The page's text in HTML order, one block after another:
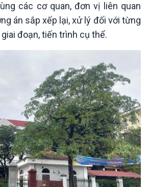
Nông nghiệp & Biển đảo
Tin Nông nghiệp & Biển
đảo
Mùa vàng
Biển đảo Việt Nam
Tâm tình biên giới và hải
đảo
các cơ quan, đơn vị liên quan
án sắp xếp lại, xử lý đối với từng
đoạn, tiến trình cụ thể.